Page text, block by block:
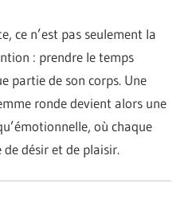
ce n’est pas seulement la
: prendre le temps
partie de son corps. Une
ronde devient alors une
où chaque
désir et de plaisir.